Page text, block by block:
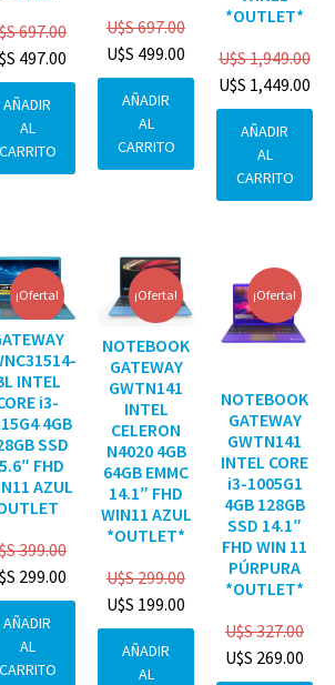
697.00
497.00
AÑADIR
AL
CARRITO
U$S697.00
U$S 499.00
AÑADIR
AL
CARRITO
*OUTLET*
U$S1,949.00
U$S 1,449.00
AÑADIR
AL
CARRITO
¡Oferta!
INTEL
i3-
4GB
SSD
FHD
AZUL
399.00
299.00
AÑADIR
AL
CARRITO
¡Oferta!
NOTEBOOK
GATEWAY
GWTN141
INTEL
CELERON
N4020 4GB
64GB EMMC
14.1″ FHD
WIN11 AZUL
*OUTLET*
U$S299.00
U$S 199.00
AÑADIR
AL
¡Oferta!
NOTEBOOK
GATEWAY
GWTN141
INTEL CORE
i3-1005G1
4GB 128GB
SSD 14.1″
FHD WIN 11
PÚRPURA
*OUTLET*
U$S327.00
U$S 269.00